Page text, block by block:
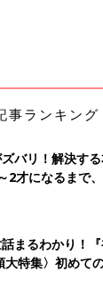
にもつながりま
を習得できる時
書いたり読ん
量の理解も進
が10個あって
せてあげるの
伸びる時期で
ごとをさせた
事ランキング
バリ！解決す
才になるまで
まるわかり！
大特集〉初めて
ルクの基本と